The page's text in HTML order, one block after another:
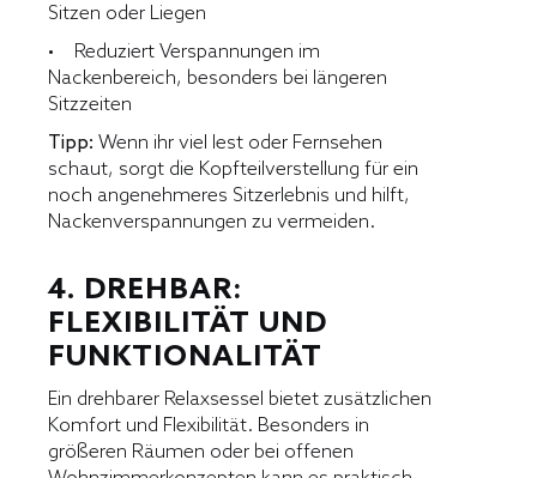
Sitzen oder Liegen
• Reduziert Verspannungen im
Nackenbereich, besonders bei längeren
Sitzzeiten
Tipp: Wenn ihr viel lest oder Fernsehen
schaut, sorgt die Kopfteilverstellung für ein
noch angenehmeres Sitzerlebnis und hilft,
Nackenverspannungen zu vermeiden.
4. DREHBAR:
FLEXIBILITÄT UND
FUNKTIONALITÄT
Ein drehbarer Relaxsessel bietet zusätzlichen
Komfort und Flexibilität. Besonders in
größeren Räumen oder bei offenen